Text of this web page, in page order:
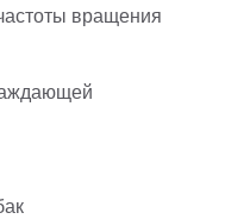
вращения